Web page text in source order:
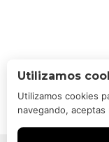
Utilizamos
Utilizamos cookies
navegando,